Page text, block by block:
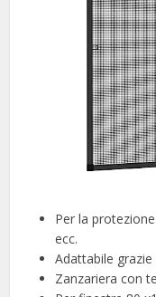
Per la
ecc.
Adattabile
Zanzariera con